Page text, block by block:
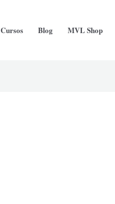
Cursos Blog MVL Shop